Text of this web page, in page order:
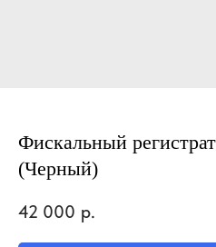
Фискальный
(Черный)
42 000 р.